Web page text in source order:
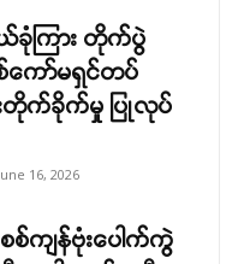
ယ်ခုံကြား တိုက်ပွဲ
စ်ကော်မရှင်တပ်
တိုက်ခိုက်မှု ပြုလုပ်
16, 2026
စ်ကျန်ဗုံးပေါက်ကွဲ